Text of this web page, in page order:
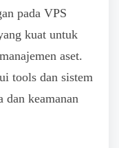
pada VPS
kuat untuk
aset.
tools dan sistem
dan keamanan